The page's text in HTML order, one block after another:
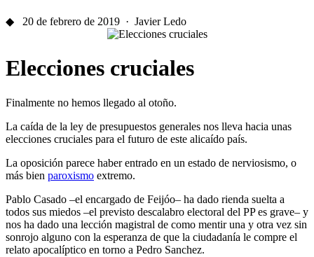
◆ 20 de febrero de 2019 · Javier Ledo
Elecciones cruciales
Finalmente no hemos llegado al otoño.
La caída de la ley de presupuestos generales nos lleva hacia unas
elecciones cruciales para el futuro de este alicaído país.
La oposición parece haber entrado en un estado de nerviosismo, o
más bien paroxismo extremo.
Pablo Casado –el encargado de Feijóo– ha dado rienda suelta a
todos sus miedos –el previsto descalabro electoral del PP es grave– y
nos ha dado una lección magistral de como mentir una y otra vez sin
sonrojo alguno con la esperanza de que la ciudadanía le compre el
relato apocalíptico en torno a Pedro Sanchez.